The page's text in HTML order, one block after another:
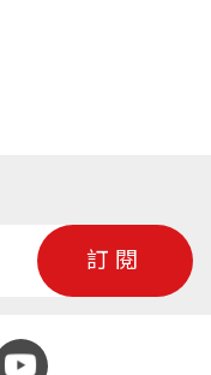
訂閱